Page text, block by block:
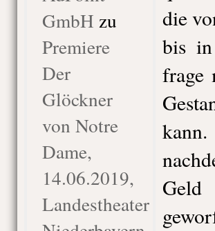
GmbH zu
Premiere
Der
Glöckner
von Notre
Dame,
14.06.2019,
Landestheater
die
bis
frage